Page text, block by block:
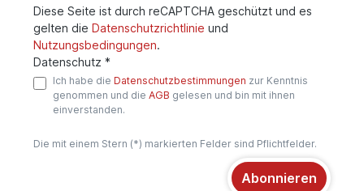
Diese Seite ist durch reCAPTCHA geschützt und es
gelten die Datenschutzrichtlinie und
Nutzungsbedingungen.
Datenschutz *
Ich habe die Datenschutzbestimmungen zur Kenntnis
genommen und die AGB gelesen und bin mit ihnen
einverstanden.
Die mit einem Stern (*) markierten Felder sind Pflichtfelder.
Abonnieren